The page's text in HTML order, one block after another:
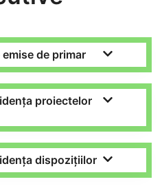
de primar
proiectelor
dispozițiilor